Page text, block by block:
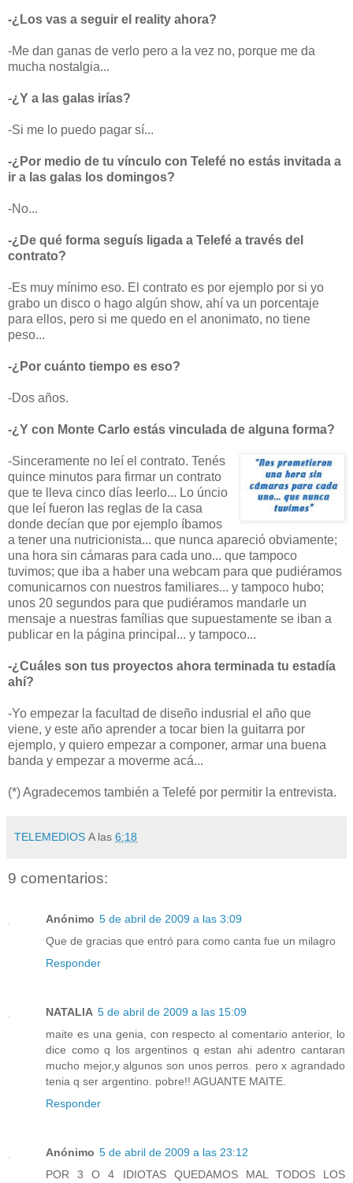
-¿Los vas a seguir el reality ahora?
-Me dan ganas de verlo pero a la vez no, porque me da
mucha nostalgia...
-¿Y a las galas irías?
-Si me lo puedo pagar sí...
-¿Por medio de tu vínculo con Telefé no estás invitada a
ir a las galas los domingos?
-No...
-¿De qué forma seguís ligada a Telefé a través del
contrato?
-Es muy mínimo eso. El contrato es por ejemplo por si yo
grabo un disco o hago algún show, ahí va un porcentaje
para ellos, pero si me quedo en el anonimato, no tiene
peso...
-¿Por cuánto tiempo es eso?
-Dos años.
-¿Y con Monte Carlo estás vinculada de alguna forma?
-Sinceramente no leí el contrato. Tenés
quince minutos para firmar un contrato
que te lleva cinco días leerlo... Lo úncio
que leí fueron las reglas de la casa
donde decían que por ejemplo íbamos
a tener una nutricionista... que nunca apareció obviamente;
una hora sin cámaras para cada uno... que tampoco
tuvimos; que iba a haber una webcam para que pudiéramos
comunicarnos con nuestros familiares... y tampoco hubo;
unos 20 segundos para que pudiéramos mandarle un
mensaje a nuestras famílias que supuestamente se iban a
publicar en la página principal... y tampoco...
-¿Cuáles son tus proyectos ahora terminada tu estadía
ahí?
-Yo empezar la facultad de diseño indusrial el año que
viene, y este año aprender a tocar bien la guitarra por
ejemplo, y quiero empezar a componer, armar una buena
banda y empezar a moverme acá...
(*) Agradecemos también a Telefé por permitir la entrevista.
TELEMEDIOS A las 6:18
9 comentarios:
Anónimo 5 de abril de 2009 a las 3:09
Que de gracias que entró para como canta fue un milagro
Responder
NATALIA 5 de abril de 2009 a las 15:09
maite es una genia, con respecto al comentario anterior, lo
dice como q los argentinos q estan ahi adentro cantaran
mucho mejor,y algunos son unos perros. pero x agrandado
tenia q ser argentino. pobre!! AGUANTE MAITE.
Responder
Anónimo 5 de abril de 2009 a las 23:12
POR 3 O 4 IDIOTAS QUEDAMOS MAL TODOS LOS